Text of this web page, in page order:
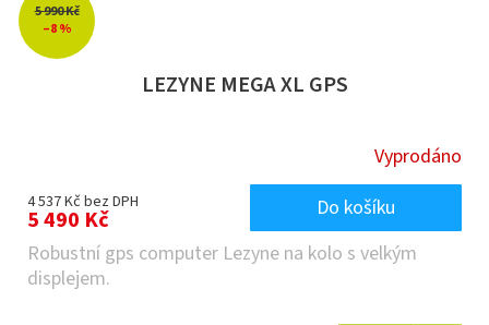
5 990 Kč
–8 %
LEZYNE MEGA XL GPS
Vyprodáno
4 537 Kč bez DPH
5 490 Kč
Do košíku
Robustní gps computer Lezyne na kolo s velkým
displejem.